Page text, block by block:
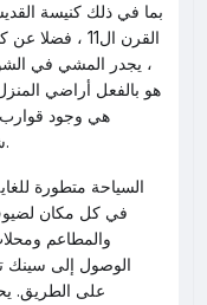
بما في ذلك كنيسة
القرن ال11
، يجدر المشي في
هو بالفعل أراضي
هي وجود قوارب
شواطئ رملية رائعة مع مناظر طبيعية جميلة.
السياحة متطورة
في كل مكان لضيوف
والمطاعم
الوصول إلى سينك
على الطريق.